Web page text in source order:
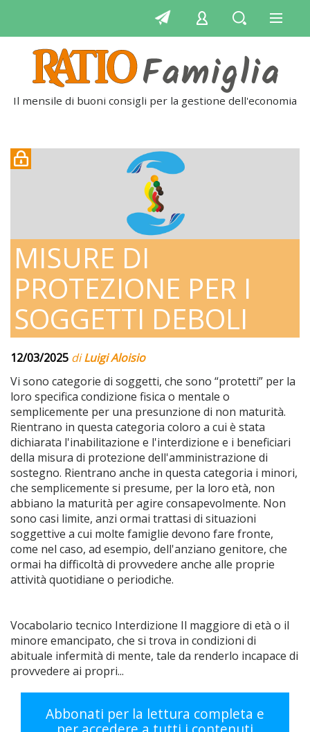
Il mensile di buoni consigli per la gestione dell'economia
MISURE DI
PROTEZIONE PER I
SOGGETTI DEBOLI
12/03/2025 diLuigi Aloisio
Vi sono categorie di soggetti, che sono “protetti” per la
loro specifica condizione fisica o mentale o
semplicemente per una presunzione di non maturità.
Rientrano in questa categoria coloro a cui è stata
dichiarata l'inabilitazione e l'interdizione e i beneficiari
della misura di protezione dell'amministrazione di
sostegno. Rientrano anche in questa categoria i minori,
che semplicemente si presume, per la loro età, non
abbiano la maturità per agire consapevolmente. Non
sono casi limite, anzi ormai trattasi di situazioni
soggettive a cui molte famiglie devono fare fronte,
come nel caso, ad esempio, dell'anziano genitore, che
ormai ha difficoltà di provvedere anche alle proprie
attività quotidiane o periodiche.
Vocabolario tecnico Interdizione Il maggiore di età o il
minore emancipato, che si trova in condizioni di
abituale infermità di mente, tale da renderlo incapace di
provvedere ai propri...
Abbonati per la lettura completa e